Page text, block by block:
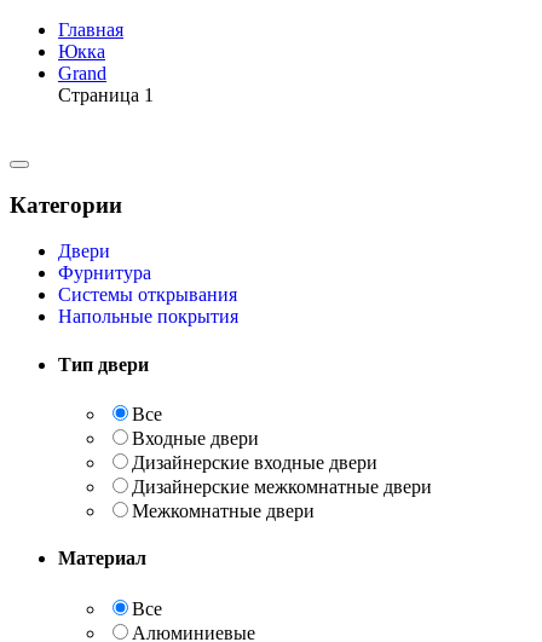
Главная
Юкка
Grand
Страница 1
Категории
Двери
Фурнитура
Системы открывания
Напольные покрытия
Тип двери
Все
Входные двери
Дизайнерские входные двери
Дизайнерские межкомнатные двери
Межкомнатные двери
Материал
Все
Алюминиевые